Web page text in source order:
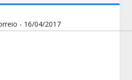
- 16/04/2017